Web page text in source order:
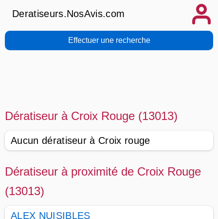
Deratiseurs.NosAvis.com
Effectuer une recherche
Dératiseur à Croix Rouge (13013)
Aucun dératiseur à Croix rouge
Dératiseur à proximité de Croix Rouge
(13013)
ALEX NUISIBLES